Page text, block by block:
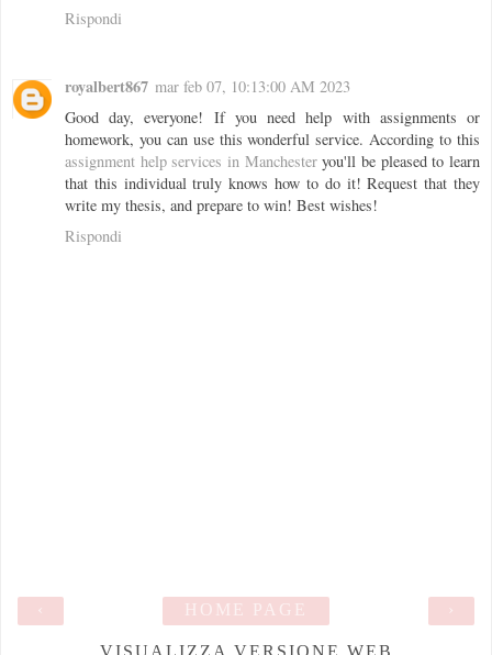
Rispondi
royalbert867 mar feb 07, 10:13:00 AM 2023
Good day, everyone! If you need help with assignments or
homework, you can use this wonderful service. According to this
assignment help services in Manchesteryou'll be pleased to learn
that this individual truly knows how to do it! Request that they
write my thesis, and prepare to win! Best wishes!
Rispondi
›
HOME PAGE
VISUALIZZA VERSIONE WEB